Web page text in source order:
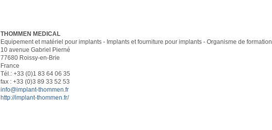
THOMMEN MEDICAL
Equipement et matériel pour implants - Implants et fourniture pour implants - Organisme de formation
10 avenue Gabriel Pierné
77680 Roissy-en-Brie
France
Tél.: +33 (0)1 83 64 06 35
fax : +33 (0)3 89 33 52 53
info@implant-thommen.fr
http://implant-thommen.fr/